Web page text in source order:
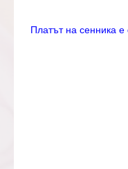
Платът на сенника